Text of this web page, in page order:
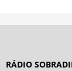
RÁDIO